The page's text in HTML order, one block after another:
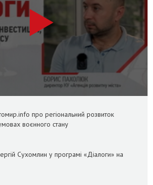
про регіональний розвиток
воєнного стану
Сухомлин у програмі «Діалоги» на